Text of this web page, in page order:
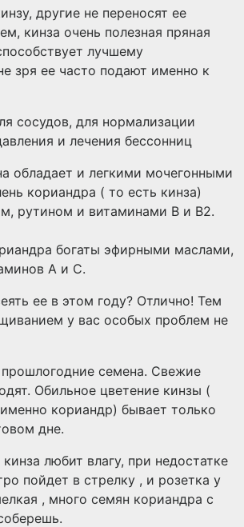
другие не переносят ее
кинза очень полезная пряная
лучшему
зря ее часто подают именно к
сосудов, для нормализации
и лечения бессонниц
обладает и легкими мочегонными
кориандра ( то есть кинза)
рутином и витаминами В и В2.
богаты эфирными маслами,
А и С.
ее в этом году? Отлично! Тем
у вас особых проблем не
семена. Свежие
Обильное цветение кинзы (
кориандр) бывает только
дне.
любит влагу, при недостатке
пойдет в стрелку , и розетка у
, много семян кориандра с